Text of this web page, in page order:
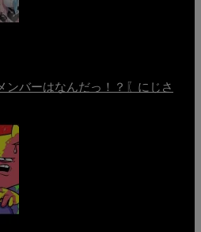
ンバーはなんだっ！？〖にじさ